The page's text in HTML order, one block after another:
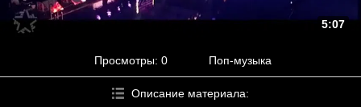
5:07
Просмотры: 0 Поп-музыка
Описание материала: